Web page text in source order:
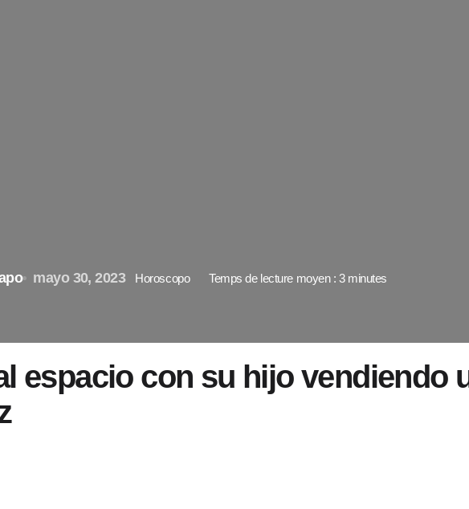
mayo 30, 2023 Horoscopo Temps de lecture moyen : 3 minutes
espacio con su hijo vendiendo